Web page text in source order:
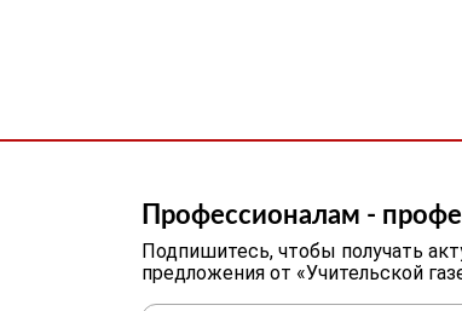
Профессионалам -
Подпишитесь, чтобы получать
предложения от «Учительской